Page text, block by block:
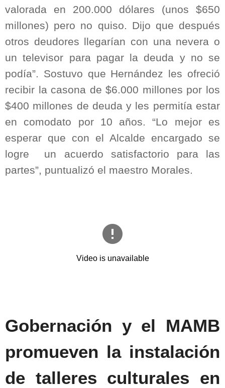
valorada en 200.000 dólares (unos $650
millones) pero no quiso. Dijo que después
otros deudores llegarían con una nevera o
un televisor para pagar la deuda y no se
podía”. Sostuvo que Hernández les ofreció
recibir la casona de $6.000 millones por los
$400 millones de deuda y les permitía estar
en comodato por 10 años. “Lo mejor es
esperar que con el Alcalde encargado se
logre
un acuerdo satisfactorio para las
partes”, puntualizó el maestro Morales.
Gobernación y el MAMB
promueven la instalación
de talleres culturales en